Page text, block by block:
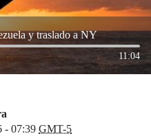
y traslado a NY
11:04
- 07:39 GMT-5